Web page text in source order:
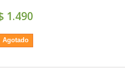
1.490
Agotado